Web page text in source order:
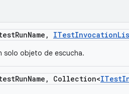
RunName , ITestInvocation
solo objeto de escucha.
RunName , Collection<ITest